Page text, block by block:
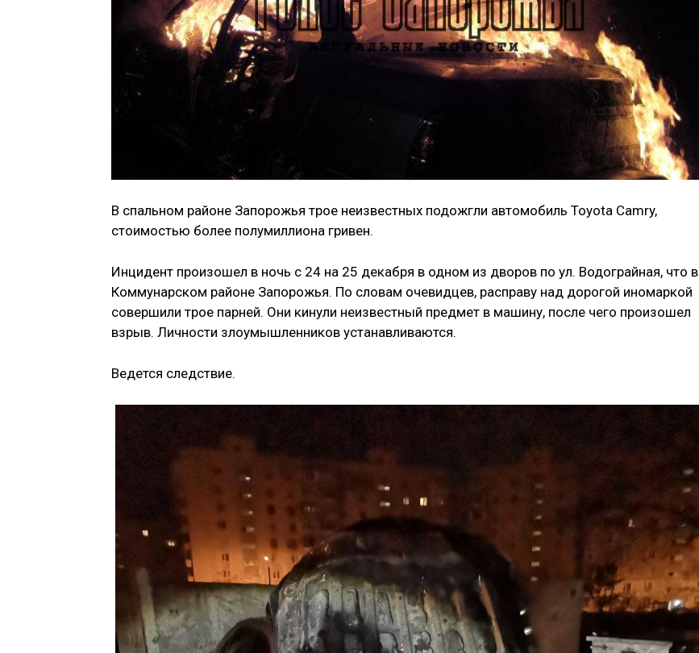
В спальном районе Запорожья трое неизвестных подожгли автомобиль Toyota Camry,
стоимостью более полумиллиона гривен.
Инцидент произошел в ночь с 24 на 25 декабря в одном из дворов по ул. Водограйная, что в
Коммунарском районе Запорожья. По словам очевидцев, расправу над дорогой иномаркой
совершили трое парней. Они кинули неизвестный предмет в машину, после чего произошел
взрыв. Личности злоумышленников устанавливаются.
Ведется следствие.